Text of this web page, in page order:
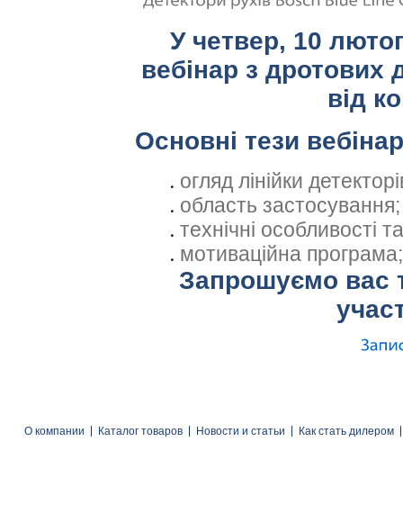
У четвер, 10
вебінар з дротових
від
Основні тези
огляд лінійки
область застосування;
технічні особливості
мотиваційна програма;
Запрошуємо вас
О компании Каталог товаров Новости и статьи Как стать дилером